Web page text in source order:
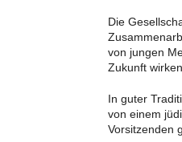
Die
von jungen
Zukunft
In guter
von einem
Vorsitzenden